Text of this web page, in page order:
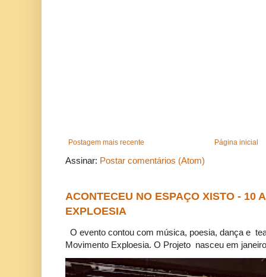
Postagem mais recente Página inicial
Assinar: Postar comentários (Atom)
ACONTECEU NO ESPAÇO XISTO - 10
EXPLOESIA
O evento contou com música, poesia, dança e
Movimento Exploesia. O Projeto nasceu em